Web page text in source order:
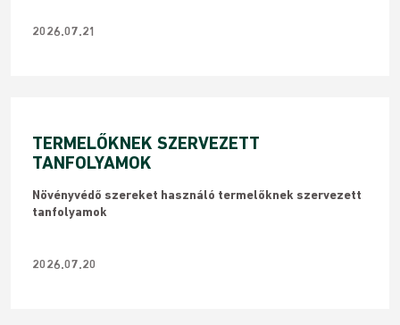
2026.07.21
TERMELŐKNEK SZERVEZETT
TANFOLYAMOK
Növényvédő szereket használó termelőknek szervezett
tanfolyamok
2026.07.20